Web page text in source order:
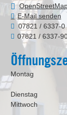
E-Mail senden
07821 / 6337-0
07821 / 6337-
Montag
Dienstag
Mittwoch